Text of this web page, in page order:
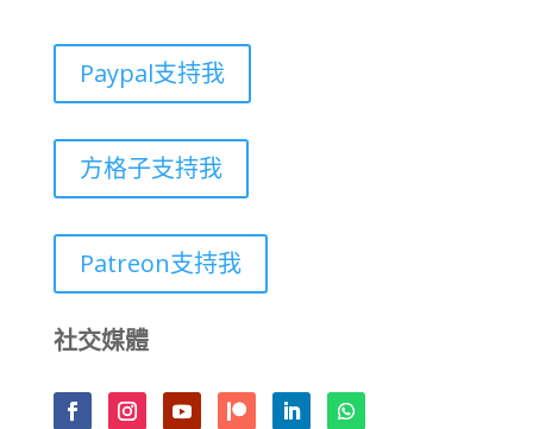
Paypal支持我
方格子支持我
Patreon支持我
社交媒體